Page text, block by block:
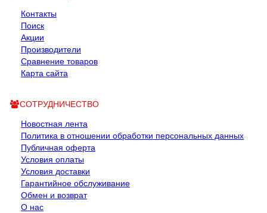
Контакты
Поиск
Акции
Производители
Сравнение товаров
Карта сайта
СОТРУДНИЧЕСТВО
Новостная лента
Политика в отношении обработки персональных данных
Публичная оферта
Условия оплаты
Условия доставки
Гарантийное обслуживание
Обмен и возврат
О нас